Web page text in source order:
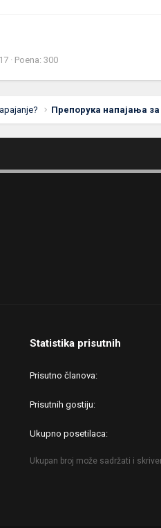
Poena 300
Препорука напајања за
Statistika prisutnih
Prisutno članova
Prisutnih gostiju
Ukupno posetilaca
Ukupan broj može sadržati i